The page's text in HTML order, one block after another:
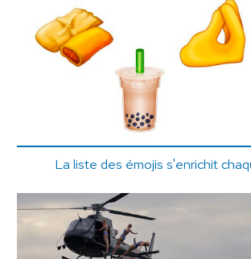
La liste des émojis s'enrichit